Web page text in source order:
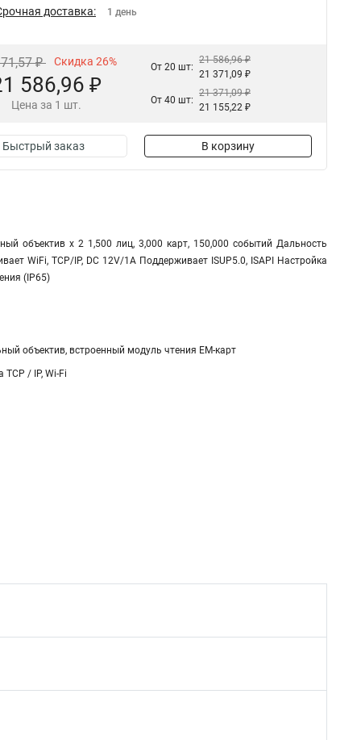
доставка: 1 день
₽ Скидка 26%
586,96 ₽
Цена за 1 шт.
От 20 шт:
21 586,96 ₽
21 371,09 ₽
От 40 шт:
21 371,09 ₽
21 155,22 ₽
Быстрый заказ В корзину
объектив x 2 1,500 лиц, 3,000 карт, 150,000 событий Дальность
WiFi, TCP/IP, DC 12V/1A Поддерживает ISUP5.0, ISAPI Настройка
(IP65)
объектив, встроенный модуль чтения EM-карт
/ IP, Wi-Fi